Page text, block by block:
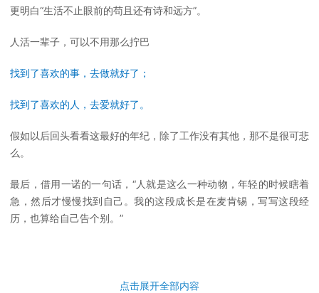
更明白“生活不止眼前的苟且还有诗和远方”。
人活一辈子，可以不用那么拧巴
找到了喜欢的事，去做就好了；
找到了喜欢的人，去爱就好了。
假如以后回头看看这最好的年纪，除了工作没有其他，那不是很可悲
么。
最后，借用一诺的一句话，“人就是这么一种动物，年轻的时候瞎着
急，然后才慢慢找到自己。我的这段成长是在麦肯锡，写写这段经
历，也算给自己告个别。”
点击展开全部内容